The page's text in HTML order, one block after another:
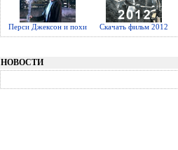
Перси Джексон и похи Скачать фильм 2012
НОВОСТИ